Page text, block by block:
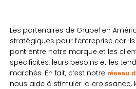
Les partenaires de Grupel en
stratégiques pour l’entreprise car
pont entre notre marque et les
spécificités, leurs besoins et les
marchés. En fait, c’est notre réseau
nous aide à stimuler la croissance,